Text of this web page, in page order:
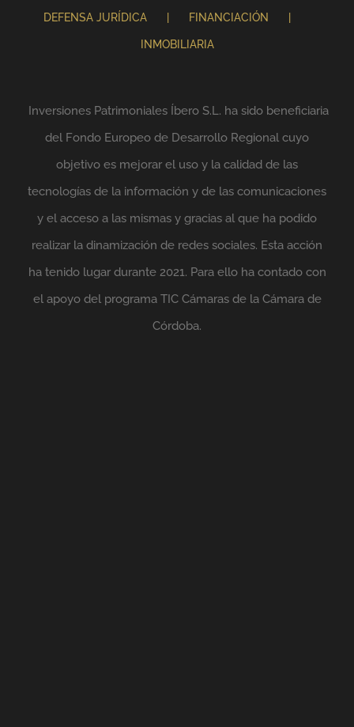
DEFENSA JURÍDICA FINANCIACIÓN
INMOBILIARIA
Inversiones Patrimoniales Íbero S.L. ha sido beneficiaria
del Fondo Europeo de Desarrollo Regional cuyo
objetivo es mejorar el uso y la calidad de las
tecnologías de la información y de las comunicaciones
y el acceso a las mismas y gracias al que ha podido
realizar la dinamización de redes sociales. Esta acción
ha tenido lugar durante 2021. Para ello ha contado con
el apoyo del programa TIC Cámaras de la Cámara de
Córdoba.